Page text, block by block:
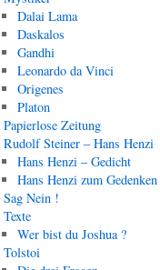
Dalai Lama
Daskalos
Gandhi
Leonardo da Vinci
Origenes
Platon
Papierlose Zeitung
Rudolf Steiner – Hans Henzi
Hans Henzi – Gedicht
Hans Henzi zum Gedenken
Sag Nein !
Texte
Wer bist du Joshua ?
Tolstoi